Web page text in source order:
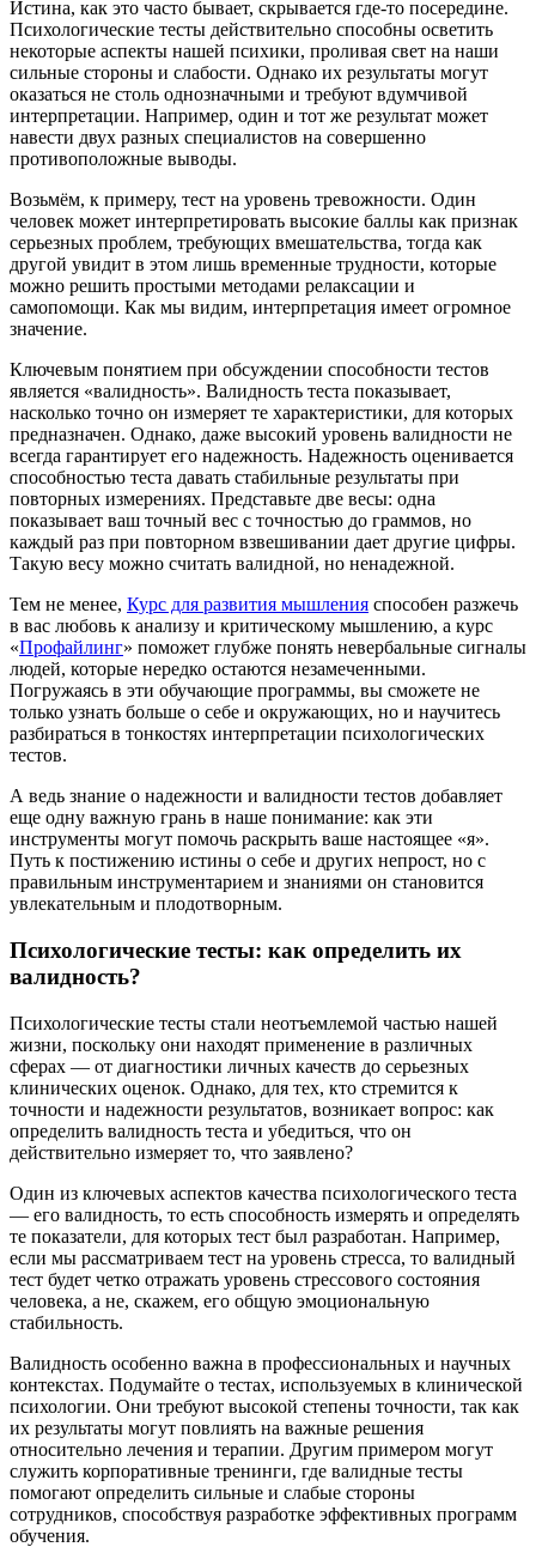
Истина, как это часто бывает, скрывается где-то посередине.
Психологические тесты действительно способны осветить
некоторые аспекты нашей психики, проливая свет на наши
сильные стороны и слабости. Однако их результаты могут
оказаться не столь однозначными и требуют вдумчивой
интерпретации. Например, один и тот же результат может
навести двух разных специалистов на совершенно
противоположные выводы.
Возьмём, к примеру, тест на уровень тревожности. Один
человек может интерпретировать высокие баллы как признак
серьезных проблем, требующих вмешательства, тогда как
другой увидит в этом лишь временные трудности, которые
можно решить простыми методами релаксации и
самопомощи. Как мы видим, интерпретация имеет огромное
значение.
Ключевым понятием при обсуждении способности тестов
является «валидность». Валидность теста показывает,
насколько точно он измеряет те характеристики, для которых
предназначен. Однако, даже высокий уровень валидности не
всегда гарантирует его надежность. Надежность оценивается
способностью теста давать стабильные результаты при
повторных измерениях. Представьте две весы: одна
показывает ваш точный вес с точностью до граммов, но
каждый раз при повторном взвешивании дает другие цифры.
Такую весу можно считать валидной, но ненадежной.
Тем не менее, Курс для развития мышления способен разжечь
в вас любовь к анализу и критическому мышлению, а курс
«Профайлинг» поможет глубже понять невербальные сигналы
людей, которые нередко остаются незамеченными.
Погружаясь в эти обучающие программы, вы сможете не
только узнать больше о себе и окружающих, но и научитесь
разбираться в тонкостях интерпретации психологических
тестов.
А ведь знание о надежности и валидности тестов добавляет
еще одну важную грань в наше понимание: как эти
инструменты могут помочь раскрыть ваше настоящее «я».
Путь к постижению истины о себе и других непрост, но с
правильным инструментарием и знаниями он становится
увлекательным и плодотворным.
Психологические тесты: как определить их
валидность?
Психологические тесты стали неотъемлемой частью нашей
жизни, поскольку они находят применение в различных
сферах — от диагностики личных качеств до серьезных
клинических оценок. Однако, для тех, кто стремится к
точности и надежности результатов, возникает вопрос: как
определить валидность теста и убедиться, что он
действительно измеряет то, что заявлено?
Один из ключевых аспектов качества психологического теста
— его валидность, то есть способность измерять и определять
те показатели, для которых тест был разработан. Например,
если мы рассматриваем тест на уровень стресса, то валидный
тест будет четко отражать уровень стрессового состояния
человека, а не, скажем, его общую эмоциональную
стабильность.
Валидность особенно важна в профессиональных и научных
контекстах. Подумайте о тестах, используемых в клинической
психологии. Они требуют высокой степены точности, так как
их результаты могут повлиять на важные решения
относительно лечения и терапии. Другим примером могут
служить корпоративные тренинги, где валидные тесты
помогают определить сильные и слабые стороны
сотрудников, способствуя разработке эффективных программ
обучения.